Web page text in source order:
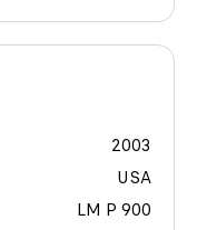
2003
USA
LM P 900